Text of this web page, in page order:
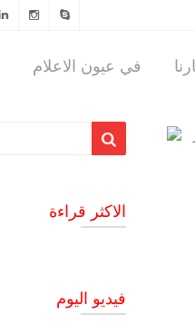
في عيون الاعلام
الاكثر قراءة
فيديو اليوم